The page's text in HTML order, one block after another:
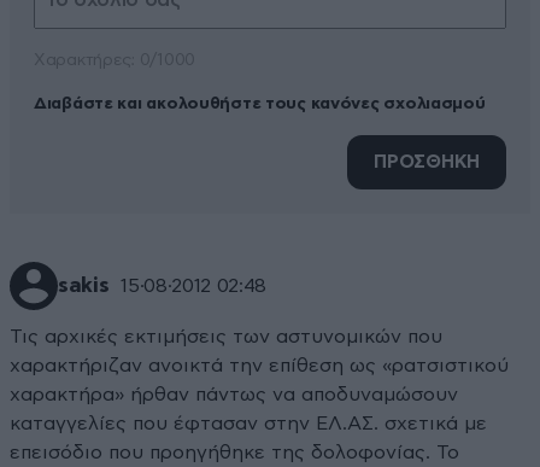
Διαβάστε και ακολουθήστε τους κανόνες σχολιασμού
ΠΡΟΣΘΗΚΗ
sakis 15·08·2012 02:48
Τις αρχικές εκτιμήσεις των αστυνομικών που
χαρακτήριζαν ανοικτά την επίθεση ως «ρατσιστικού
χαρακτήρα» ήρθαν πάντως να αποδυναμώσουν
καταγγελίες που έφτασαν στην ΕΛ.ΑΣ. σχετικά με
επεισόδιο που προηγήθηκε της δολοφονίας. Το